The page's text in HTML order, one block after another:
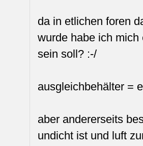
da in etlichen foren
wurde habe ich
sein soll? :-/
ausgleichbehälter =
aber andererseits
undicht ist und luft